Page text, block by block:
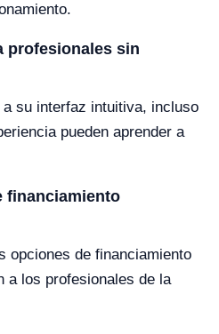
profesionales sin
su interfaz intuitiva, incluso
pueden aprender a
financiamiento
opciones de financiamiento
a los profesionales de la